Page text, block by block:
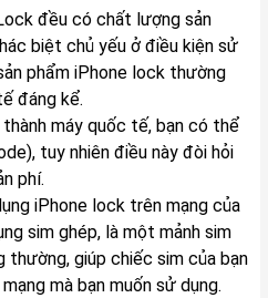
đều có chất lượng sản
biệt chủ yếu ở điều kiện sử
phẩm iPhone lock thường
đáng kể.
máy quốc tế, bạn có thể
tuy nhiên điều này đòi hỏi
phí.
iPhone lock trên mạng của
sim ghép, là một mảnh sim
thường, giúp chiếc sim của bạn
mà bạn muốn sử dụng.